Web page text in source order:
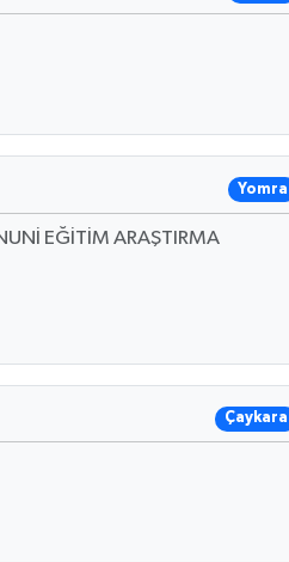
Yomra
EĞİTİM ARAŞTIRMA
Çaykara